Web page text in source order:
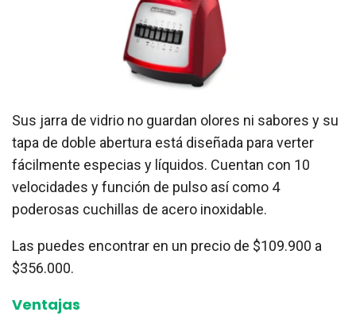
Sus jarra de vidrio no guardan olores ni sabores y su
tapa de doble abertura está diseñada para verter
fácilmente especias y líquidos. Cuentan con 10
velocidades y función de pulso así como 4
poderosas cuchillas de acero inoxidable.
Las puedes encontrar en un precio de $109.900 a
$356.000.
Ventajas